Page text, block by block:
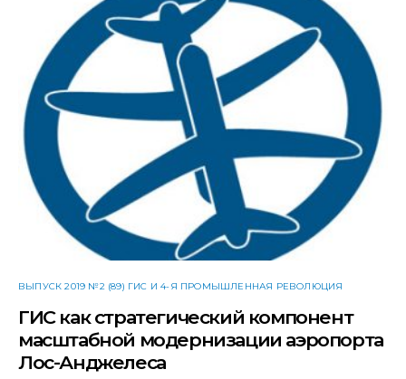
ВЫПУСК 2019 №2 (89) ГИС И 4-Я ПРОМЫШЛЕННАЯ РЕВОЛЮЦИЯ
ГИС как стратегический компонент
масштабной модернизации аэропорта
Лос-Анджелеса